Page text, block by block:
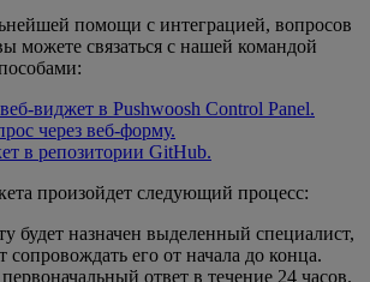
помощи с интеграцией, вопросов
можете связаться с нашей командой
виджет в Pushwoosh Control Panel.
через веб-форму.
в репозитории GitHub.
произойдет следующий процесс:
будет назначен выделенный специалист,
сопровождать его от начала до конца.
ответ в течение 24 часов.